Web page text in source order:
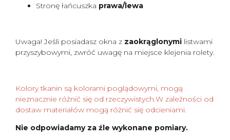
Stronę łańcuszka prawa/lewa
Uwaga! Jeśli posiadasz okna z zaokrąglonymi listwami
przyszybowymi, zwróć uwagę na miejsce klejenia rolety.
Kolory tkanin są kolorami poglądowymi, mogą
nieznacznie różnić się od rzeczywistych.W zależności od
dostaw materiałów mogą różnić się odcieniami.
Nie odpowiadamy za źle wykonane pomiary.